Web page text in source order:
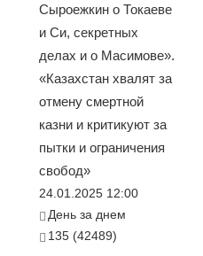
Сыроежкин о Токаеве
и Си, секретных
делах и о Масимове».
«Казахстан хвалят за
отмену смертной
казни и критикуют за
пытки и ограничения
свобод»
24.01.2025 12:00
День за днем
135 (42489)